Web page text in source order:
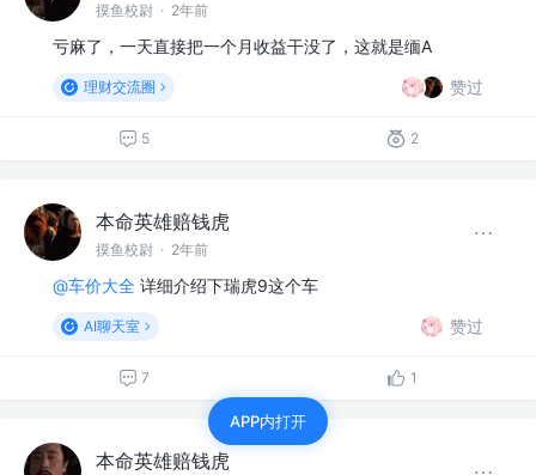
摸鱼校尉 · 2年前
亏麻了，一天直接把一个月收益干没了，这就是缅A
理财交流圈 赞过
5 2
本命英雄赔钱虎
摸鱼校尉 · 2年前
@车价大全 详细介绍下瑞虎9这个车
AI聊天室 赞过
7 1
本命英雄赔钱虎
APP内打开